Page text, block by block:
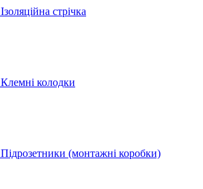
Ізоляційна стрічка
Клемні колодки
Підрозетники (монтажні коробки)